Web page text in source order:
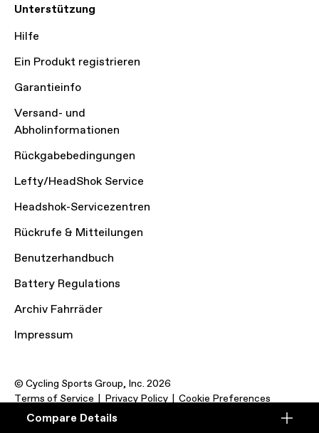
Compare
Compare Details
Unterstützung
Hilfe
Ein Produkt registrieren
Garantieinfo
Versand- und
Abholinformationen
Rückgabebedingungen
Lefty/HeadShok Service
Headshok-Servicezentren
Rückrufe & Mitteilungen
Benutzerhandbuch
Battery Regulations
Archiv Fahrräder
Impressum
© Cycling Sports Group, Inc. 2026
Terms of Service
Privacy Policy Cookie Preferences